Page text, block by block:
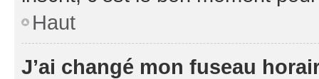
Haut
J’ai changé mon fuseau